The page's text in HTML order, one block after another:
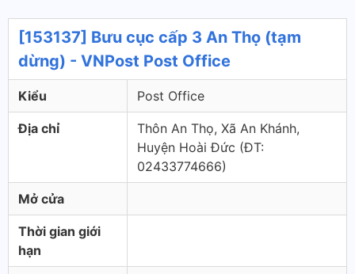
[153137] Bưu cục cấp 3 An Thọ (tạm
dừng) - VNPost Post Office
Kiểu Post Office
Địa chỉ
Thôn An Thọ, Xã An Khánh,
Huyện Hoài Đức (ÐT:
02433774666)
Mở cửa
Thời gian giới
hạn